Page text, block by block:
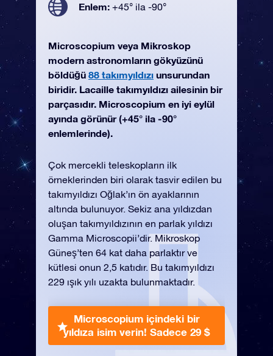
Enlem: +45° ila -90°
Microscopium veya Mikroskop
modern astronomların gökyüzünü
böldüğü 88 takımyıldızı unsurundan
biridir. Lacaille takımyıldızı ailesinin bir
parçasıdır. Microscopium en iyi eylül
ayında görünür (+45° ila -90°
enlemlerinde).
Çok mercekli teleskopların ilk
örneklerinden biri olarak tasvir edilen bu
takımyıldızı Oğlak’ın ön ayaklarının
altında bulunuyor. Sekiz ana yıldızdan
oluşan takımyıldızının en parlak yıldızı
Gamma Microscopii’dir. Mikroskop
Güneş’ten 64 kat daha parlaktır ve
kütlesi onun 2,5 katıdır. Bu takımyıldızı
229 ışık yılı uzakta bulunmaktadır.
Microscopium içindeki bir
yıldıza isim verin! Sadece 29 $